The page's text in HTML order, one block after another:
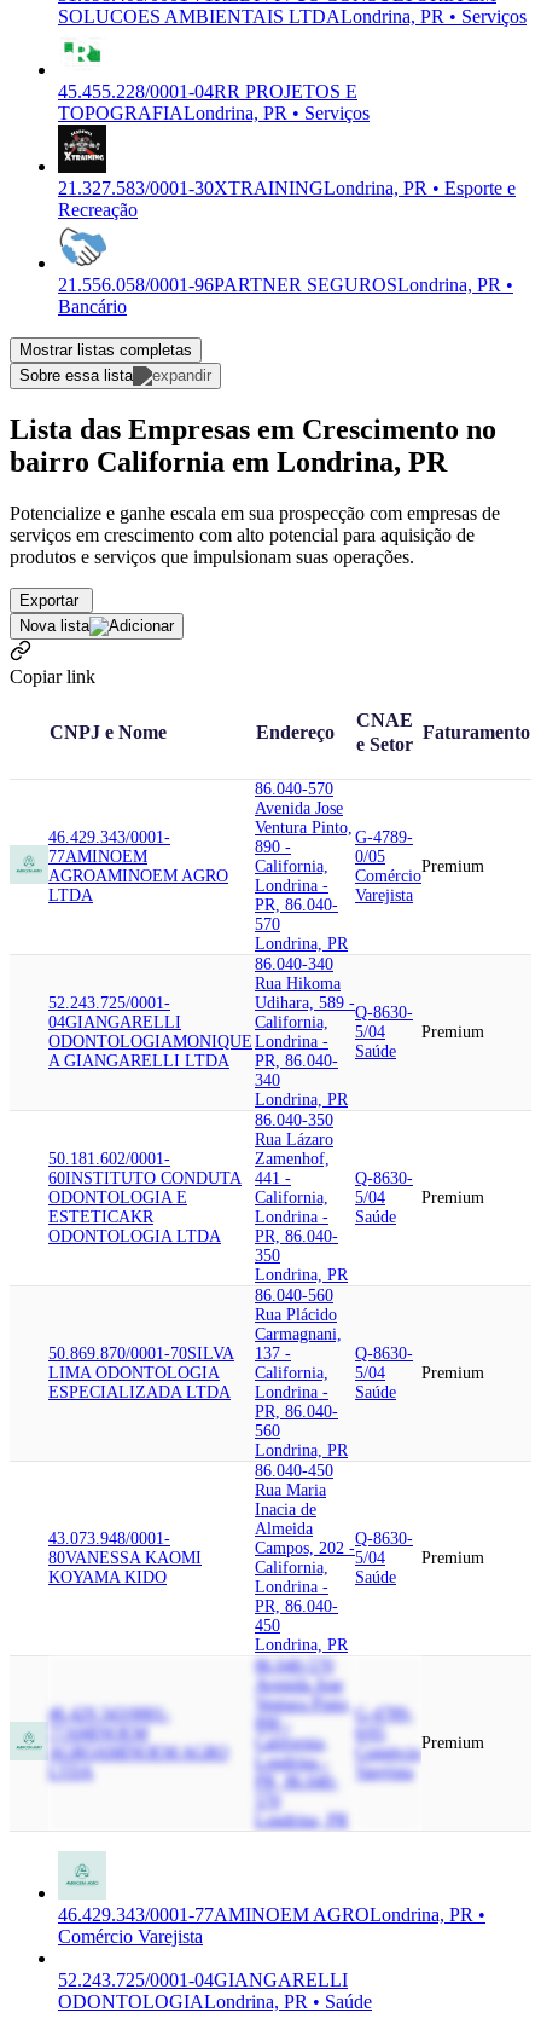
SOLUCOES AMBIENTAIS LTDALondrina, PR • Serviços
45.455.228/0001-04RR PROJETOS E
TOPOGRAFIALondrina, PR • Serviços
21.327.583/0001-30XTRAININGLondrina, PR • Esporte e
Recreação
21.556.058/0001-96PARTNER SEGUROSLondrina, PR •
Bancário
Mostrar listas completas
Sobre essa lista
Lista das Empresas em Crescimento no
bairro California em Londrina, PR
Potencialize e ganhe escala em sua prospecção com empresas de
serviços em crescimento com alto potencial para aquisição de
produtos e serviços que impulsionam suas operações.
Exportar
Nova lista
Copiar link
CNPJ e Nome Endereço
CNAE
e Setor
Faturamento
46.429.343/0001-
77AMINOEM
AGROAMINOEM AGRO
LTDA
86.040-570
Avenida Jose
Ventura Pinto,
890 -
California,
Londrina -
PR, 86.040-
570
Londrina, PR
G-4789-
0/05
Comércio
Varejista
Premium
52.243.725/0001-
04GIANGARELLI
ODONTOLOGIAMONIQUE
A GIANGARELLI LTDA
86.040-340
Rua Hikoma
Udihara, 589 -
California,
Londrina -
PR, 86.040-
340
Londrina, PR
Q-8630-
5/04
Saúde
Premium
50.181.602/0001-
60INSTITUTO CONDUTA
ODONTOLOGIA E
ESTETICAKR
ODONTOLOGIA LTDA
86.040-350
Rua Lázaro
Zamenhof,
441 -
California,
Londrina -
PR, 86.040-
350
Londrina, PR
Q-8630-
5/04
Saúde
Premium
50.869.870/0001-70SILVA
LIMA ODONTOLOGIA
ESPECIALIZADA LTDA
86.040-560
Rua Plácido
Carmagnani,
137 -
California,
Londrina -
PR, 86.040-
560
Londrina, PR
Q-8630-
5/04
Saúde
Premium
43.073.948/0001-
80VANESSA KAOMI
KOYAMA KIDO
86.040-450
Rua Maria
Inacia de
Almeida
Campos, 202 -
California,
Londrina -
PR, 86.040-
450
Londrina, PR
Q-8630-
5/04
Saúde
Premium
46.429.343/0001-
AMINOEM
AGRO
AMINOEM AGRO
86.040-570
Avenida Jose
Ventura Pinto,
California,
Londrina -
PR, 86.040-
Londrina, PR
G-4789-
Comércio
Varejista
Premium
46.429.343/0001-77AMINOEM AGROLondrina, PR •
Comércio Varejista
52.243.725/0001-04GIANGARELLI
ODONTOLOGIALondrina, PR • Saúde